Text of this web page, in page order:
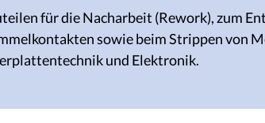
für die Nacharbeit (Rework), zum
sowiebeim Strippen von
und Elektronik.